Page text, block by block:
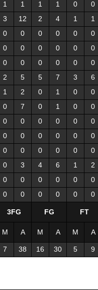
1 1 1 1 0
0
3 12 2 4 1
1
0 0 0 0 0
0
0 0 0 0 0
0
0 0 0 0 0
0
2 5 5 7 3
6
1 2 0 1 0
0
0 7 0 1 0
0
0 0 0 0 0
0
0 0 0 0 0
0
0 0 0 0 0
0
0 3 4 6 1
2
0 0 0 0 0
0
0 0 0 0 0 0
3FG FG FT
M A M A M A
7 38 16 30 5 9